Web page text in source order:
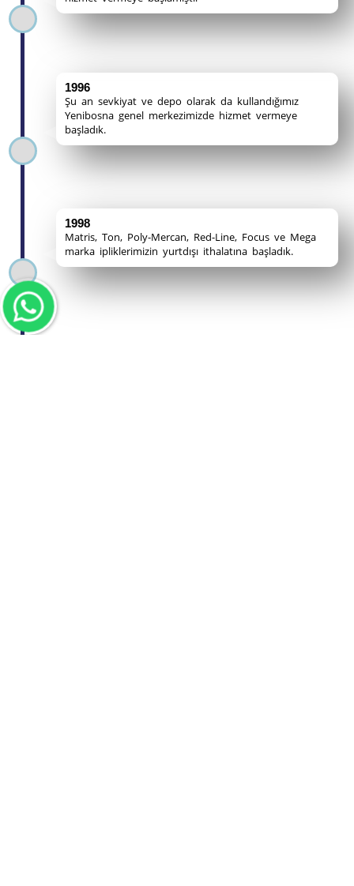
1996
Şu an sevkiyat ve depo olarak da kullandığımız
Yenibosna genel merkezimizde hizmet vermeye
başladık.
1998
Matris, Ton, Poly-Mercan, Red-Line, Focus ve Mega
marka ipliklerimizin yurtdışı ithalatına başladık.